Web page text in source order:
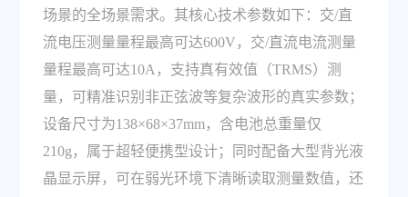
场景的全场景需求。其核心技术参数如下：交/直
流电压测量量程最高可达600V，交/直流电流测量
量程最高可达10A，支持真有效值（TRMS）测
量，可精准识别非正弦波等复杂波形的真实参数；
设备尺寸为138×68×37mm，含电池总重量仅
210g，属于超轻便携型设计；同时配备大型背光液
晶显示屏，可在弱光环境下清晰读取测量数值，还